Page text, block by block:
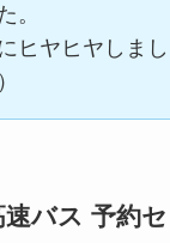
。
ヒヤヒヤしまし
バス 予約